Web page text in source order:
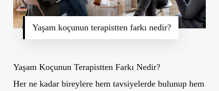
Yaşam koçunun terapistten farkı nedir?
Yaşam Koçunun Terapistten Farkı Nedir?
Her ne kadar bireylere hem tavsiyelerde bulunup hem